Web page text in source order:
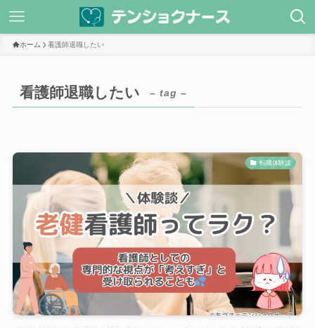
ホーム 看護師退職したい
看護師退職したい – tag –
転職体験談